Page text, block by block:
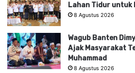
Lahan Tidur untuk
8 Agustus 2026
Wagub Banten
Ajak Masyarakat
Muhammad
8 Agustus 2026